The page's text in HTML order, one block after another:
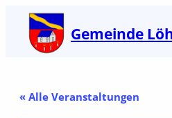
Gemeinde
« Alle Veranstaltungen